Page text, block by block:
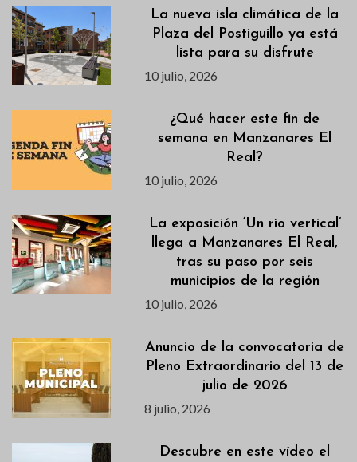
La nueva isla climática de la
Plaza del Postiguillo ya está
lista para su disfrute
10 julio, 2026
¿Qué hacer este fin de
semana en Manzanares El
Real?
10 julio, 2026
La exposición ‘Un río vertical’
llega a Manzanares El Real,
tras su paso por seis
municipios de la región
10 julio, 2026
Anuncio de la convocatoria de
Pleno Extraordinario del 13 de
julio de 2026
8 julio, 2026
Descubre en este vídeo el